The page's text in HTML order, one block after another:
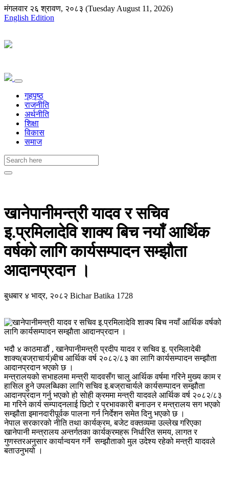
मंगलवार २६ श्रावण, २०८३ (Tuesday August 11, 2026)
English Edition
गृहपृष्ठ
राजनीति
अर्थनीति
शिक्षा
विकास
समाज
खानेपानीमन्त्री यादव र सचिव
इ.प्रमिलादेवि शाक्य बिच नयाँ आर्थिक
वर्षको लागि कार्यसम्पादन सम्झाैता
आदानप्रदान ।
बुधबार ४ भाद्र, २०८२ Bichar Batika 1728
भदौ ४ काठमाडौं , खानेपानीमन्त्री प्रदीप यादव र सचिव इ. प्रमिलादेबी
शाक्य(बज्राचार्य)बीच आर्थिक वर्ष २०८२/८३ का लागि कार्यसम्पादन सम्झौता
आदानप्रदान भएकाे छ ।
मन्त्रालयको सभाहलमा मन्त्री यादवसँग चालु आर्थिक वर्षमा गरिने मुख्य काम र
हासिल हुने उपलब्धिका लागि सचिव इ.बज्राचार्यले कार्यसम्पादन सम्झौता
आदानप्रदान गर्नु भएको हो सोही क्रममा मन्त्री यादवले आर्थिक वर्ष २०८२/८३
मा गरिने कार्य सम्पादनलाई छिटो र प्रभावकारी बनाउन र मन्त्रालय सग भएकाे
सम्झौता इमानदारीपूर्वक पालना गर्न निर्देशन समेत दिनु भएको छ ।
नेपाल सरकारको नीति तथा कार्यक्रम, बजेट वक्तव्यमा उल्लेख गरिएका
खानेपानी मन्त्रालय अन्तर्गतका कार्यक्रमहरू निर्धारित समय, लागत र
गुणस्तरअनुसार कार्यान्वयन गर्ने सम्झौताको मुल उदेश्य रहेको मन्त्री यादवले
बताउनुभयो ।